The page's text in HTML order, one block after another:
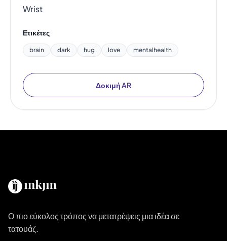
Wrist
Ετικέτες
brain dark hug love mentalhealth
Δοκιμή AR
Ο πιο εύκολος τρόπος να μετατρέψεις μια ιδέα σε
τατουάζ.